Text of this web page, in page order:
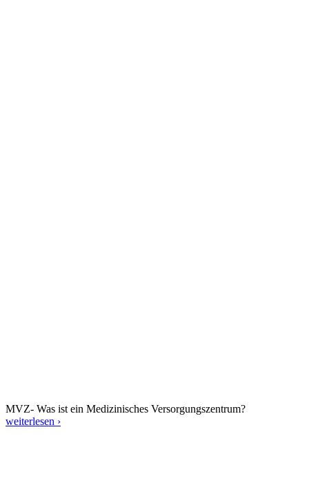
MVZ- Was ist ein Medizinisches Versorgungszentrum?
weiterlesen ›